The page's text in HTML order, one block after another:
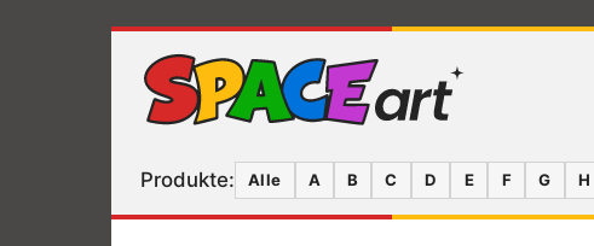
Produkte: Alle A B C D E F G H